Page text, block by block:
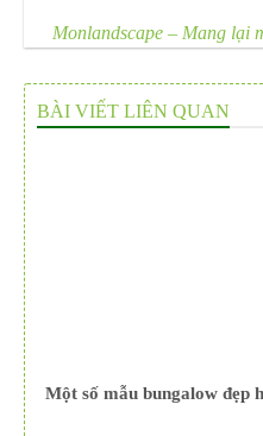
Monlandscape – Mang lại
BÀI VIẾT LIÊN QUAN
Một số mẫu bungalow đẹp